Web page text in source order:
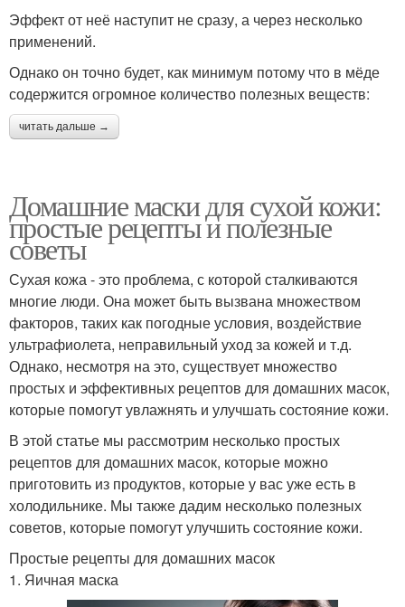
Эффект от неё наступит не сразу, а через несколько
применений.
Однако он точно будет, как минимум потому что в мёде
содержится огромное количество полезных веществ:
читать дальше →
Домашние маски для сухой кожи:
простые рецепты и полезные
советы
Сухая кожа - это проблема, с которой сталкиваются
многие люди. Она может быть вызвана множеством
факторов, таких как погодные условия, воздействие
ультрафиолета, неправильный уход за кожей и т.д.
Однако, несмотря на это, существует множество
простых и эффективных рецептов для домашних масок,
которые помогут увлажнять и улучшать состояние кожи.
В этой статье мы рассмотрим несколько простых
рецептов для домашних масок, которые можно
приготовить из продуктов, которые у вас уже есть в
холодильнике. Мы также дадим несколько полезных
советов, которые помогут улучшить состояние кожи.
Простые рецепты для домашних масок
1. Яичная маска